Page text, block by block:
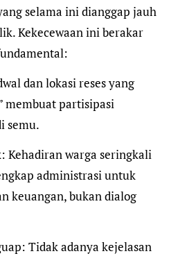
selama ini dianggap jauh
Kekecewaan ini berakar
dan lokasi reses yang
membuat partisipasi
semu.
Kehadiran warga seringkali
administrasi untuk
keuangan, bukan dialog
Tidak adanya kejelasan